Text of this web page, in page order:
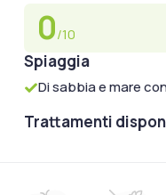
0/10
Spiaggia
Di sabbia e mare
Trattamenti